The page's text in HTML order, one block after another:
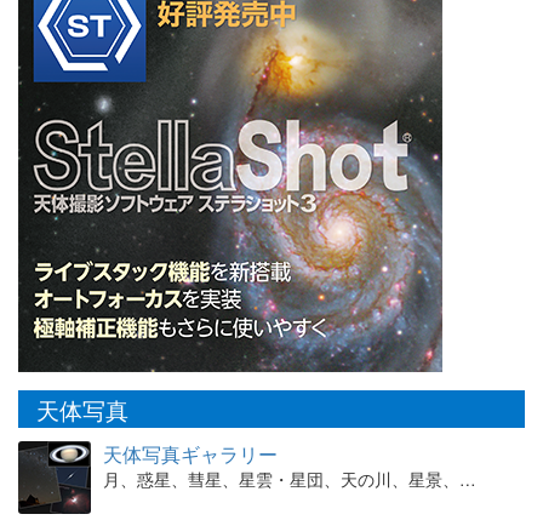
天体写真
天体写真ギャラリー
月、惑星、彗星、星雲・星団、天の川、星景、…